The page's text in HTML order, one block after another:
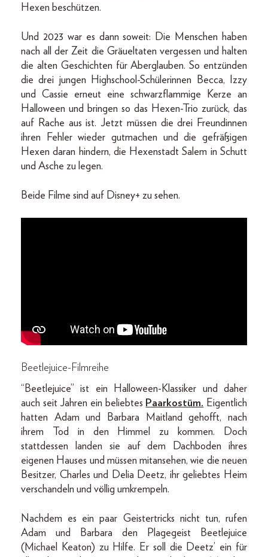
Hexen beschützen.
Und 2023 war es dann soweit: Die Menschen haben
nach all der Zeit die Gräueltaten vergessen und halten
die alten Geschichten für Aberglauben. So entzünden
die drei jungen Highschool-Schülerinnen Becca, Izzy
und Cassie erneut eine schwarzflammige Kerze an
Halloween und bringen so das Hexen-Trio zurück, das
auf Rache aus ist. Jetzt müssen die drei Freundinnen
ihren Fehler wieder gutmachen und die gefräßigen
Hexen daran hindern, die Hexenstadt Salem in Schutt
und Asche zu legen.
Beide Filme sind auf Disney+ zu sehen.
Beetlejuice-Filmreihe
“Beetlejuice” ist ein Halloween-Klassiker und daher
auch seit Jahren ein beliebtes Paarkostüm. Eigentlich
hatten Adam und Barbara Maitland gehofft, nach
ihrem Tod in den Himmel zu kommen. Doch
stattdessen landen sie auf dem Dachboden ihres
eigenen Hauses und müssen mitansehen, wie die neuen
Besitzer, Charles und Delia Deetz, ihr geliebtes Heim
verschandeln und völlig umkrempeln.
Nachdem es ein paar Geistertricks nicht tun, rufen
Adam und Barbara den Plagegeist Beetlejuice
(Michael Keaton) zu Hilfe. Er soll die Deetz’ ein für